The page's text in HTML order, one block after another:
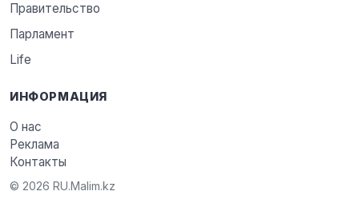
Правительство
Парламент
Life
ИНФОРМАЦИЯ
О нас
Реклама
Контакты
© 2026 RU.Malim.kz